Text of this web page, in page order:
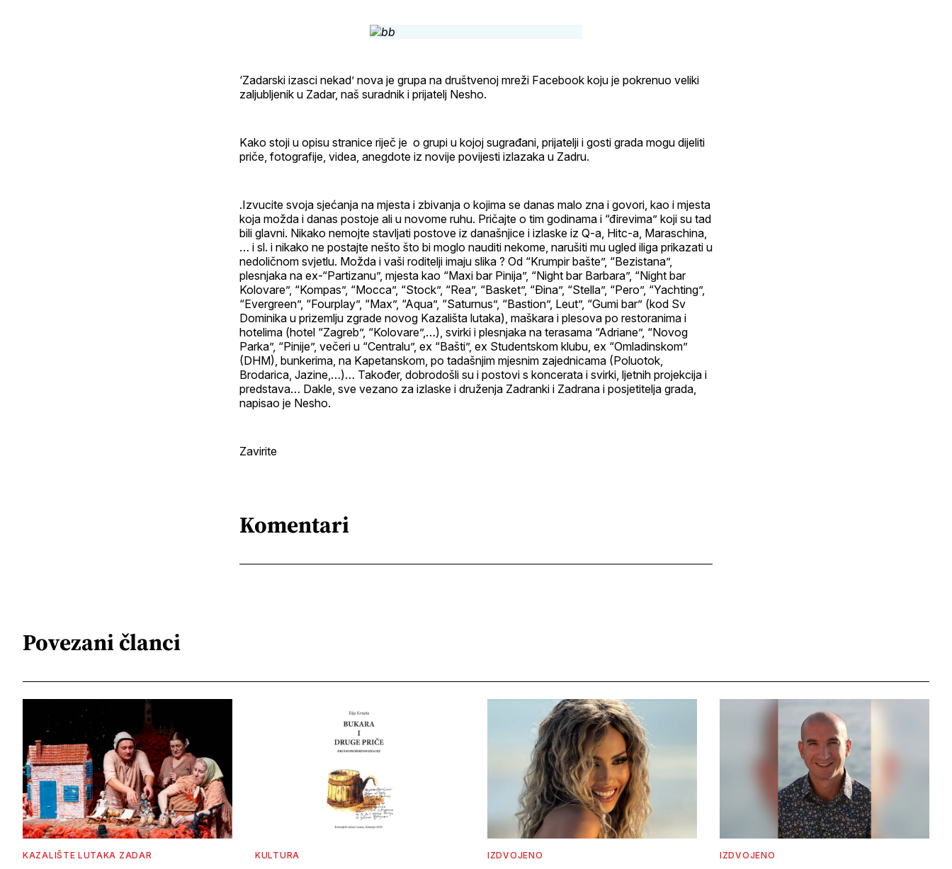
‘Zadarski izasci nekad’ nova je grupa na društvenoj mreži Facebook koju je pokrenuo veliki
zaljubljenik u Zadar, naš suradnik i prijatelj Nesho.
Kako stoji u opisu stranice riječ je o grupi u kojoj sugrađani, prijatelji i gosti grada mogu dijeliti
priče, fotografije, videa, anegdote iz novije povijesti izlazaka u Zadru.
.Izvucite svoja sjećanja na mjesta i zbivanja o kojima se danas malo zna i govori, kao i mjesta
koja možda i danas postoje ali u novome ruhu. Pričajte o tim godinama i “đirevima” koji su tad
bili glavni. Nikako nemojte stavljati postove iz današnjice i izlaske iz Q-a, Hitc-a, Maraschina,
… i sl. i nikako ne postajte nešto što bi moglo nauditi nekome, narušiti mu ugled iliga prikazati u
nedoličnom svjetlu. Možda i vaši roditelji imaju slika ? Od “Krumpir bašte”, “Bezistana”,
plesnjaka na ex-“Partizanu”, mjesta kao “Maxi bar Pinija”, “Night bar Barbara”, “Night bar
Kolovare”, “Kompas”, “Mocca”, “Stock”, “Rea”, “Basket”, “Đina”, “Stella”, “Pero”, “Yachting”,
“Evergreen”, “Fourplay”, “Max”, “Aqua”, “Saturnus”, “Bastion”, Leut”, “Gumi bar” (kod Sv
Dominika u prizemlju zgrade novog Kazališta lutaka), maškara i plesova po restoranima i
hotelima (hotel “Zagreb”, “Kolovare”,…), svirki i plesnjaka na terasama “Adriane”, “Novog
Parka”, “Pinije”, večeri u “Centralu”, ex “Bašti”, ex Studentskom klubu, ex “Omladinskom”
(DHM), bunkerima, na Kapetanskom, po tadašnjim mjesnim zajednicama (Poluotok,
Brodarica, Jazine,…)… Također, dobrodošli su i postovi s koncerata i svirki, ljetnih projekcija i
predstava… Dakle, sve vezano za izlaske i druženja Zadranki i Zadrana i posjetitelja grada,
napisao je Nesho.
Zavirite
Komentari
Povezani članci
KAZALIŠTE LUTAKA ZADAR KULTURA IZDVOJENO IZDVOJENO